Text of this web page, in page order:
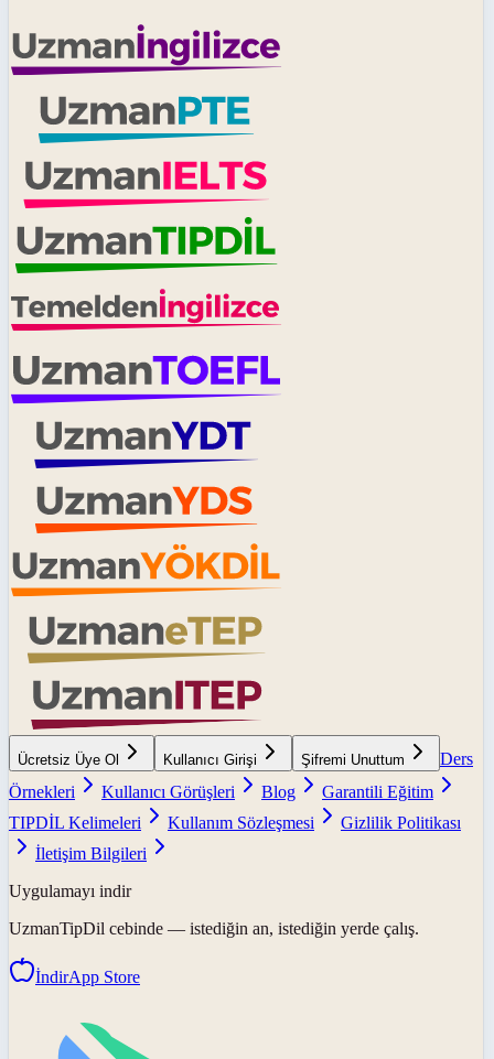
Ücretsiz Üye Ol Kullanıcı Girişi Şifremi Unuttum
Ders
Örnekleri
Kullanıcı Görüşleri Blog
Garantili Eğitim
TIPDİL Kelimeleri
Kullanım Sözleşmesi
Gizlilik Politikası
İletişim Bilgileri
Uygulamayı indir
UzmanTipDil cebinde — istediğin an, istediğin yerde çalış.
İndirApp Store